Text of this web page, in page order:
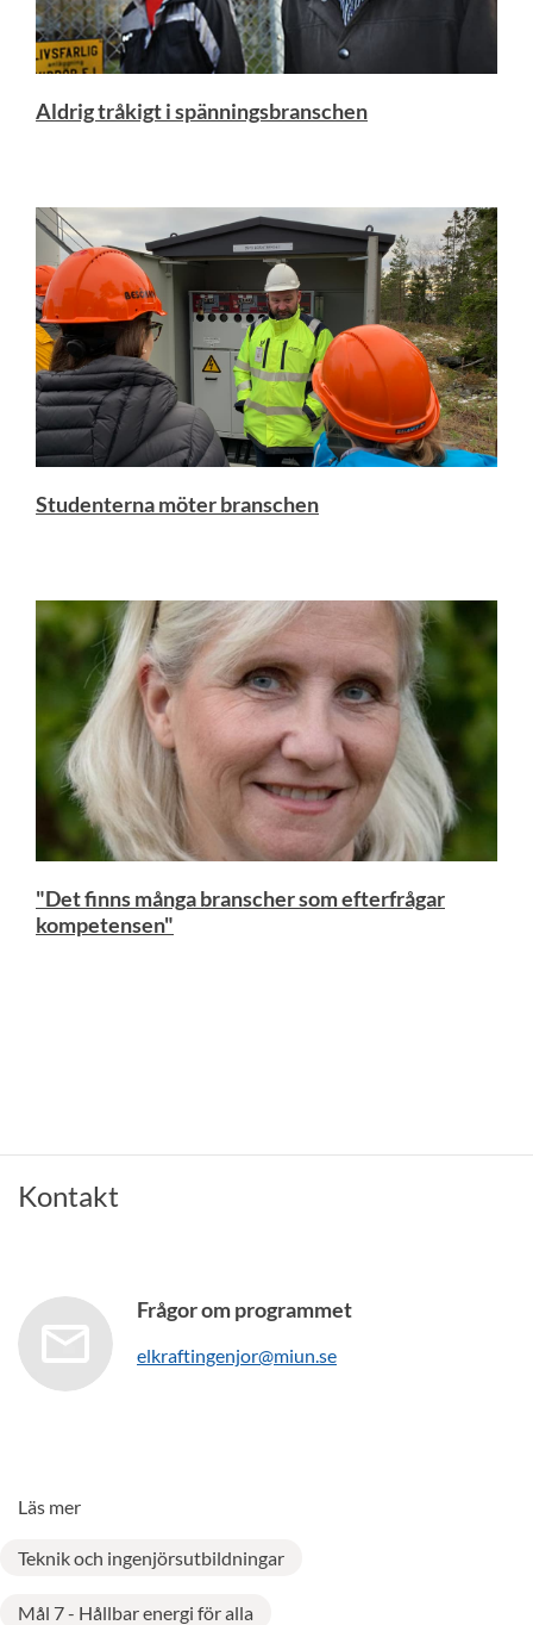
Aldrig tråkigt i spänningsbranschen
Studenterna möter branschen
"Det finns många branscher som efterfrågar
kompetensen"
Kontakt
Frågor om programmet
elkraftingenjor@miun.se
Läs mer
Teknik och ingenjörsutbildningar
Mål 7 - Hållbar energi för alla